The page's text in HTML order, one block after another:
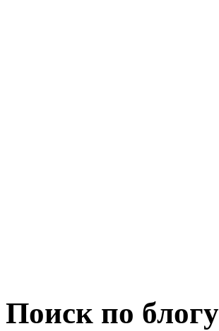
Поиск по блогу